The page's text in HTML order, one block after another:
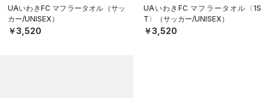
UAいわきFC マフラータオル（サッ
カー/UNISEX）
￥3,520
UAいわきFC マフラータオル〈1S
T〉（サッカー/UNISEX）
￥3,520